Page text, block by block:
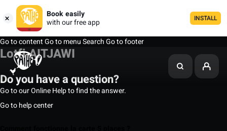
Book easily
with our free app
INSTALL
Go to contentGo to menuSearchGo to footer
Lotfi AITJAWI
Do you have a question?
Go to our Online Help to find the answer.
Go to help center